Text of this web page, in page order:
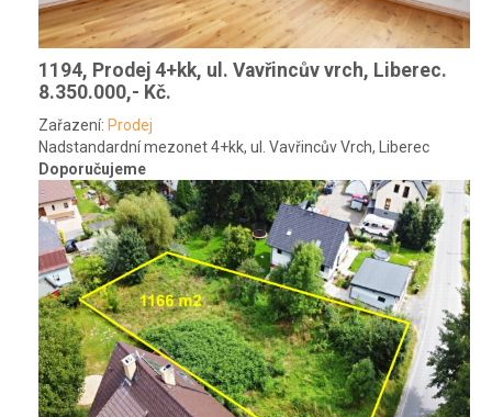
1194, Prodej 4+kk, ul. Vavřincův vrch, Liberec.
8.350.000,- Kč.
Zařazení: Prodej
Nadstandardní mezonet 4+kk, ul. Vavřincův Vrch, Liberec
Doporučujeme